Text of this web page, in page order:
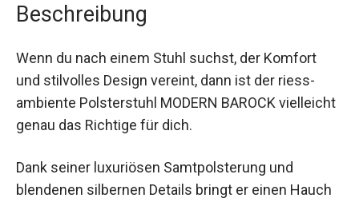
Beschreibung
Wenn du nach einem Stuhl suchst, der Komfort
und stilvolles Design vereint, dann ist der riess-
ambiente Polsterstuhl MODERN BAROCK vielleicht
genau das Richtige für dich.
Dank seiner luxuriösen Samtpolsterung und
blendenen silbernen Details bringt er einen Hauch